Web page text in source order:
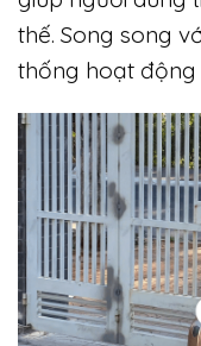
thế. Song song
thống hoạt động